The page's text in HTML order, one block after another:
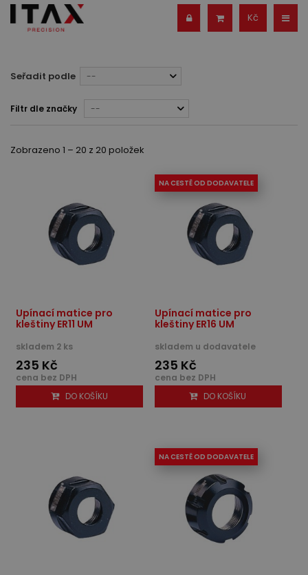
Kč
Seřadit podle --
Filtr dle značky --
Zobrazeno 1 – 20 z 20 položek
Upínací matice pro
kleštiny ER11 UM
skladem 2 ks
235 Kč
cena bez DPH
DO KOŠÍKU
NA CESTĚ OD DODAVATELE
Upínací matice pro
kleštiny ER16 UM
skladem u dodavatele
235 Kč
cena bez DPH
DO KOŠÍKU
NA CESTĚ OD DODAVATELE